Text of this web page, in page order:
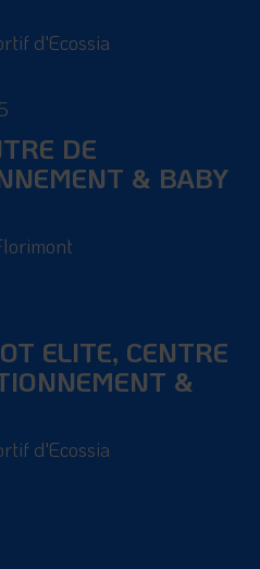
d'Ecossia
DE
& BABY
ELITE, CENTRE
&
d'Ecossia